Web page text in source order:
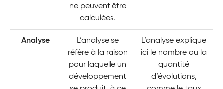
ne peuvent être
calculées.
Analyse
L’analyse se
réfère à la raison
pour laquelle un
développement
L’analyse explique
ici le nombre ou la
quantité
d’évolutions,